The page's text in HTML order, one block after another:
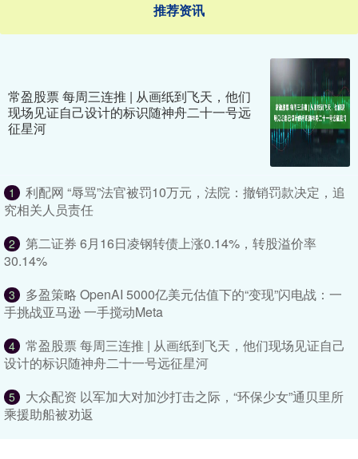
推荐资讯
常盈股票 每周三连推 | 从画纸到飞天，他们
现场见证自己设计的标识随神舟二十一号远
征星河
1
利配网 “辱骂”法官被罚10万元，法院：撤销罚款决定，追
究相关人员责任
2
第二证券 6月16日凌钢转债上涨0.14%，转股溢价率
30.14%
3
多盈策略 OpenAI 5000亿美元估值下的“变现”闪电战：一
手挑战亚马逊 一手搅动Meta
4
常盈股票 每周三连推 | 从画纸到飞天，他们现场见证自己
设计的标识随神舟二十一号远征星河
5
大众配资 以军加大对加沙打击之际，“环保少女”通贝里所
乘援助船被劝返